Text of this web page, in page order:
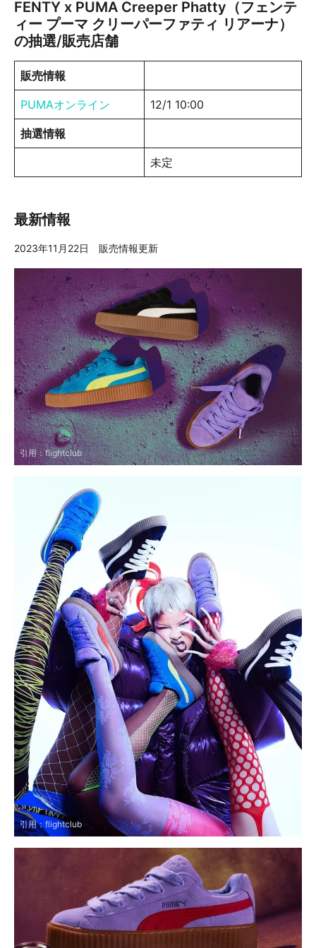
FENTY x PUMA Creeper Phatty（フェンテ
ィー プーマ クリーパーファティ リアーナ）
の抽選/販売店舗
販売情報
PUMAオンライン 12/1 10:00
抽選情報
未定
最新情報
2023年11月22日 販売情報更新
引用：flightclub
引用： flightclub